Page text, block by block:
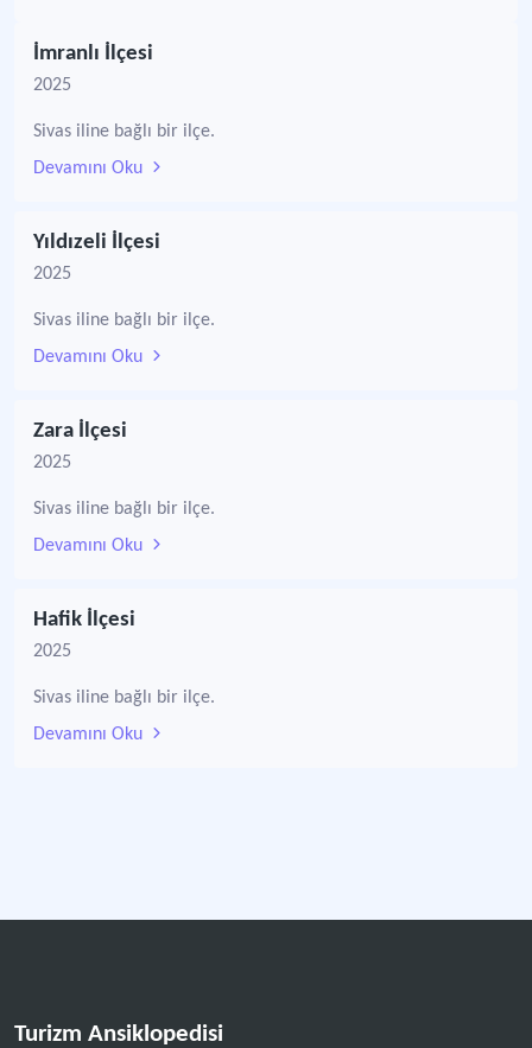
İmranlı İlçesi
2025
Sivas iline bağlı bir ilçe.
Devamını Oku
Yıldızeli İlçesi
2025
Sivas iline bağlı bir ilçe.
Devamını Oku
Zara İlçesi
2025
Sivas iline bağlı bir ilçe.
Devamını Oku
Hafik İlçesi
2025
Sivas iline bağlı bir ilçe.
Devamını Oku
Turizm Ansiklopedisi